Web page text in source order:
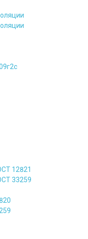
12821
33259